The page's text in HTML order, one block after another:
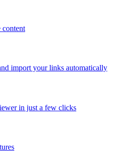
content
import your links automatically
in just a few clicks